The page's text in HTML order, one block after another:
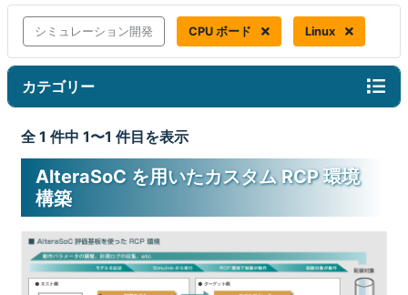
シミュレーション開発 CPU ボード Linux
カテゴリー
全 1 件中 1〜1 件目を表示
AlteraSoC を用いたカスタム RCP 環境
構築